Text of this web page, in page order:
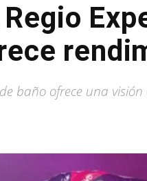
Regio
baño ofrece una